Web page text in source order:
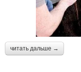
читать дальше →